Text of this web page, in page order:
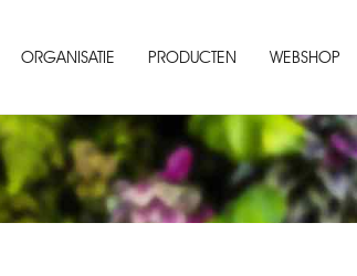
ORGANISATIE PRODUCTEN WEBSHOP